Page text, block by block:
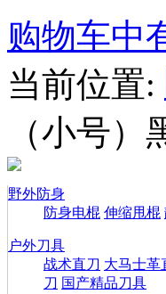
购物车中
当前位置:
（小号）
野外防身
防身电棍 伸缩甩棍
户外刀具
战术直刀 大马士革
刀 国产精品刀具